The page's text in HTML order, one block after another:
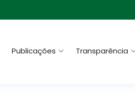
Publicações Transparência